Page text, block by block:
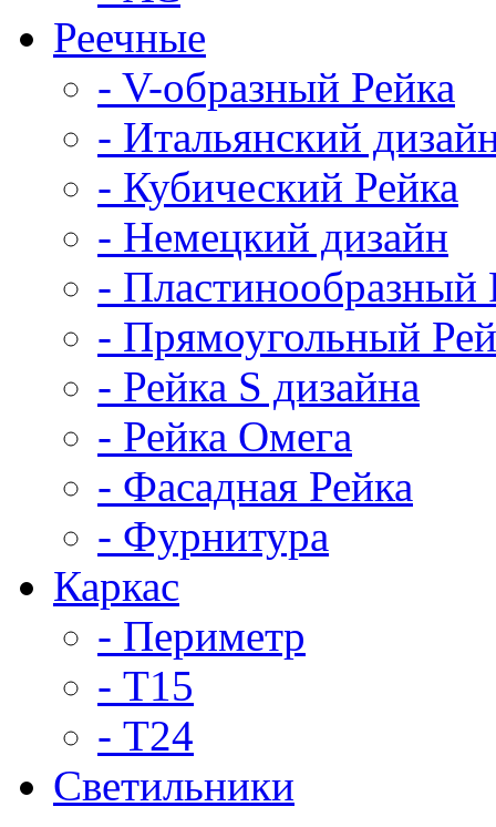
Реечные
- V-образный Рейка
- Итальянский
- Кубический Рейка
- Немецкий дизайн
- Пластинообразный
- Прямоугольный
- Рейка S дизайна
- Рейка Омега
- Фасадная Рейка
- Фурнитура
Каркас
- Периметр
- Т15
- Т24
Светильники